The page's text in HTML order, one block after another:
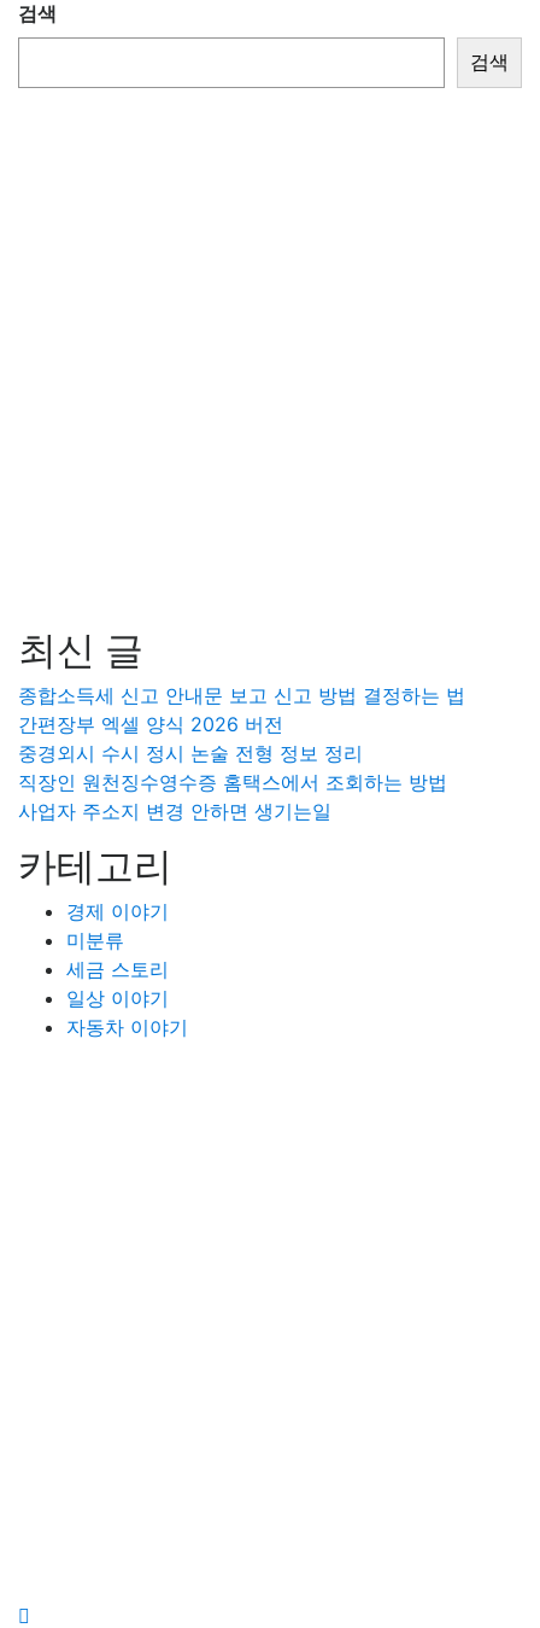
검색
검색
최신 글
종합소득세 신고 안내문 보고 신고 방법 결정하는 법
간편장부 엑셀 양식 2026 버전
중경외시 수시 정시 논술 전형 정보 정리
직장인 원천징수영수증 홈택스에서 조회하는 방법
사업자 주소지 변경 안하면 생기는일
카테고리
경제 이야기
미분류
세금 스토리
일상 이야기
자동차 이야기